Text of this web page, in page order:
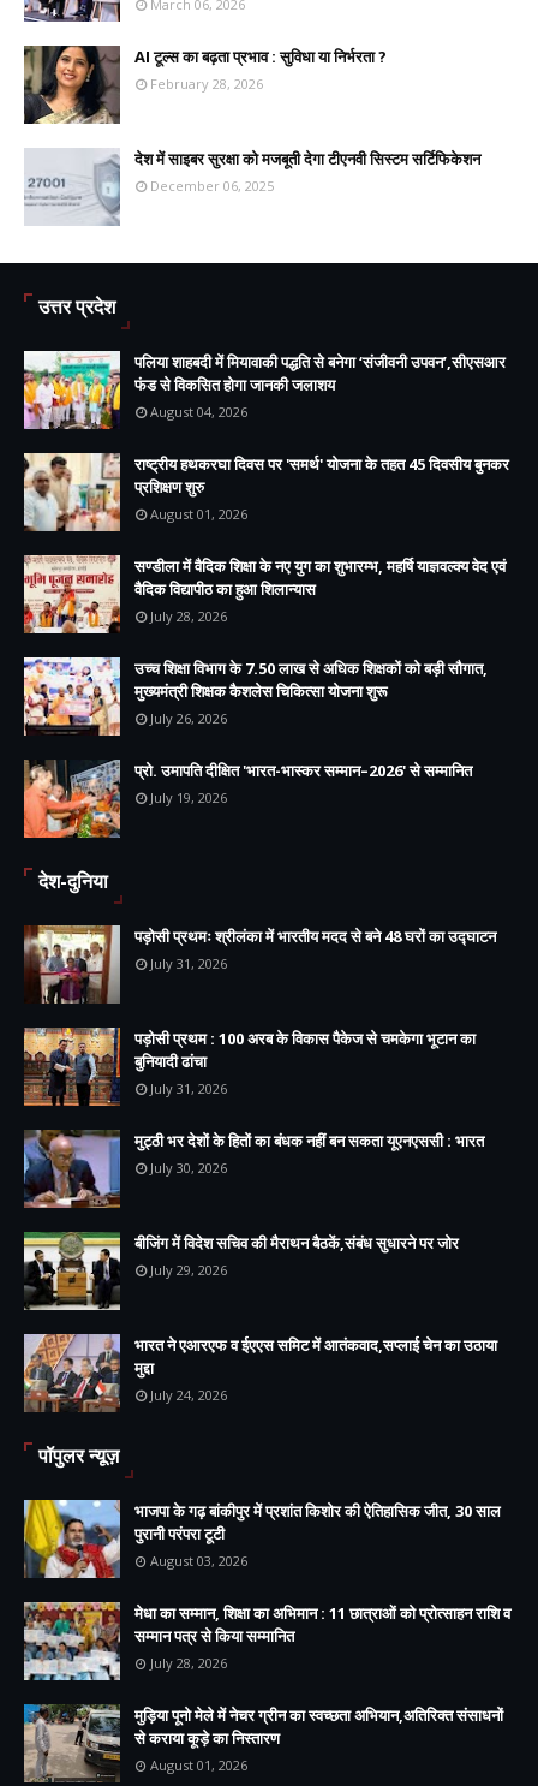
March 06, 2026
AI टूल्स का बढ़ता प्रभाव : सुविधा या निर्भरता ?
February 28, 2026
देश में साइबर सुरक्षा को मजबूती देगा टीएनवी सिस्टम सर्टिफिकेशन
December 06, 2025
उत्तर प्रदेश
पलिया शाहबदी में मियावाकी पद्धति से बनेगा ‘संजीवनी उपवन’,सीएसआर
फंड से विकसित होगा जानकी जलाशय
August 04, 2026
राष्ट्रीय हथकरघा दिवस पर 'समर्थ' योजना के तहत 45 दिवसीय बुनकर
प्रशिक्षण शुरु
August 01, 2026
सण्डीला में वैदिक शिक्षा के नए युग का शुभारम्भ, महर्षि याज्ञवल्क्य वेद एवं
वैदिक विद्यापीठ का हुआ शिलान्यास
July 28, 2026
उच्च शिक्षा विभाग के 7.50 लाख से अधिक शिक्षकों को बड़ी सौगात,
मुख्यमंत्री शिक्षक कैशलेस चिकित्सा योजना शुरू
July 26, 2026
प्रो. उमापति दीक्षित 'भारत-भास्कर सम्मान–2026' से सम्मानित
July 19, 2026
देश-दुनिया
पड़ोसी प्रथमः श्रीलंका में भारतीय मदद से बने 48 घरों का उद्घाटन
July 31, 2026
पड़ोसी प्रथम : 100 अरब के विकास पैकेज से चमकेगा भूटान का
बुनियादी ढांचा
July 31, 2026
मुट्ठी भर देशों के हितों का बंधक नहीं बन सकता यूएनएससी : भारत
July 30, 2026
बीजिंग में विदेश सचिव की मैराथन बैठकें,संबंध सुधारने पर जोर
July 29, 2026
भारत ने एआरएफ व ईएएस समिट में आतंकवाद,सप्लाई चेन का उठाया
मुद्दा
July 24, 2026
पॉपुलर न्यूज़
भाजपा के गढ़ बांकीपुर में प्रशांत किशोर की ऐतिहासिक जीत, 30 साल
पुरानी परंपरा टूटी
August 03, 2026
मेधा का सम्मान, शिक्षा का अभिमान : 11 छात्राओं को प्रोत्साहन राशि व
सम्मान पत्र से किया सम्मानित
July 28, 2026
मुड़िया पूनो मेले में नेचर ग्रीन का स्वच्छता अभियान,अतिरिक्त संसाधनों
से कराया कूड़े का निस्तारण
August 01, 2026